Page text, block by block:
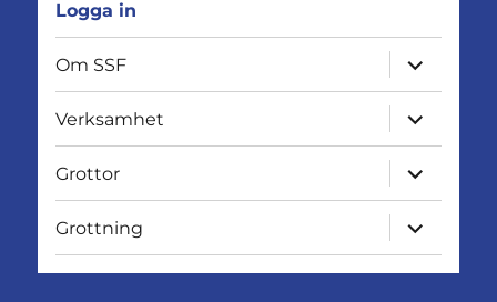
Logga in
Om SSF
expandera
Verksamhet
expandera
Grottor
expandera
Grottning
expandera